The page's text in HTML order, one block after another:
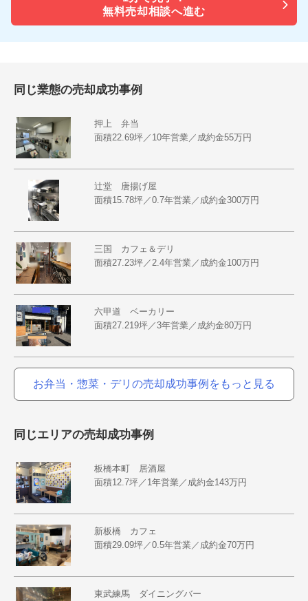
無料売却相談へ進む
同じ業態の売却成功事例
押上 弁当
面積22.69坪／10年営業／成約金55万円
辻堂 唐揚げ屋
面積15.78坪／0.7年営業／成約金300万円
三国 カフェ＆デリ
面積27.23坪／2.4年営業／成約金100万円
六甲道 ベーカリー
面積27.219坪／3年営業／成約金80万円
お弁当・惣菜・デリの売却成功事例をもっと見る
同じエリアの売却成功事例
板橋本町 居酒屋
面積12.7坪／1年営業／成約金143万円
新板橋 カフェ
面積29.09坪／0.5年営業／成約金70万円
東武練馬 ダイニングバー